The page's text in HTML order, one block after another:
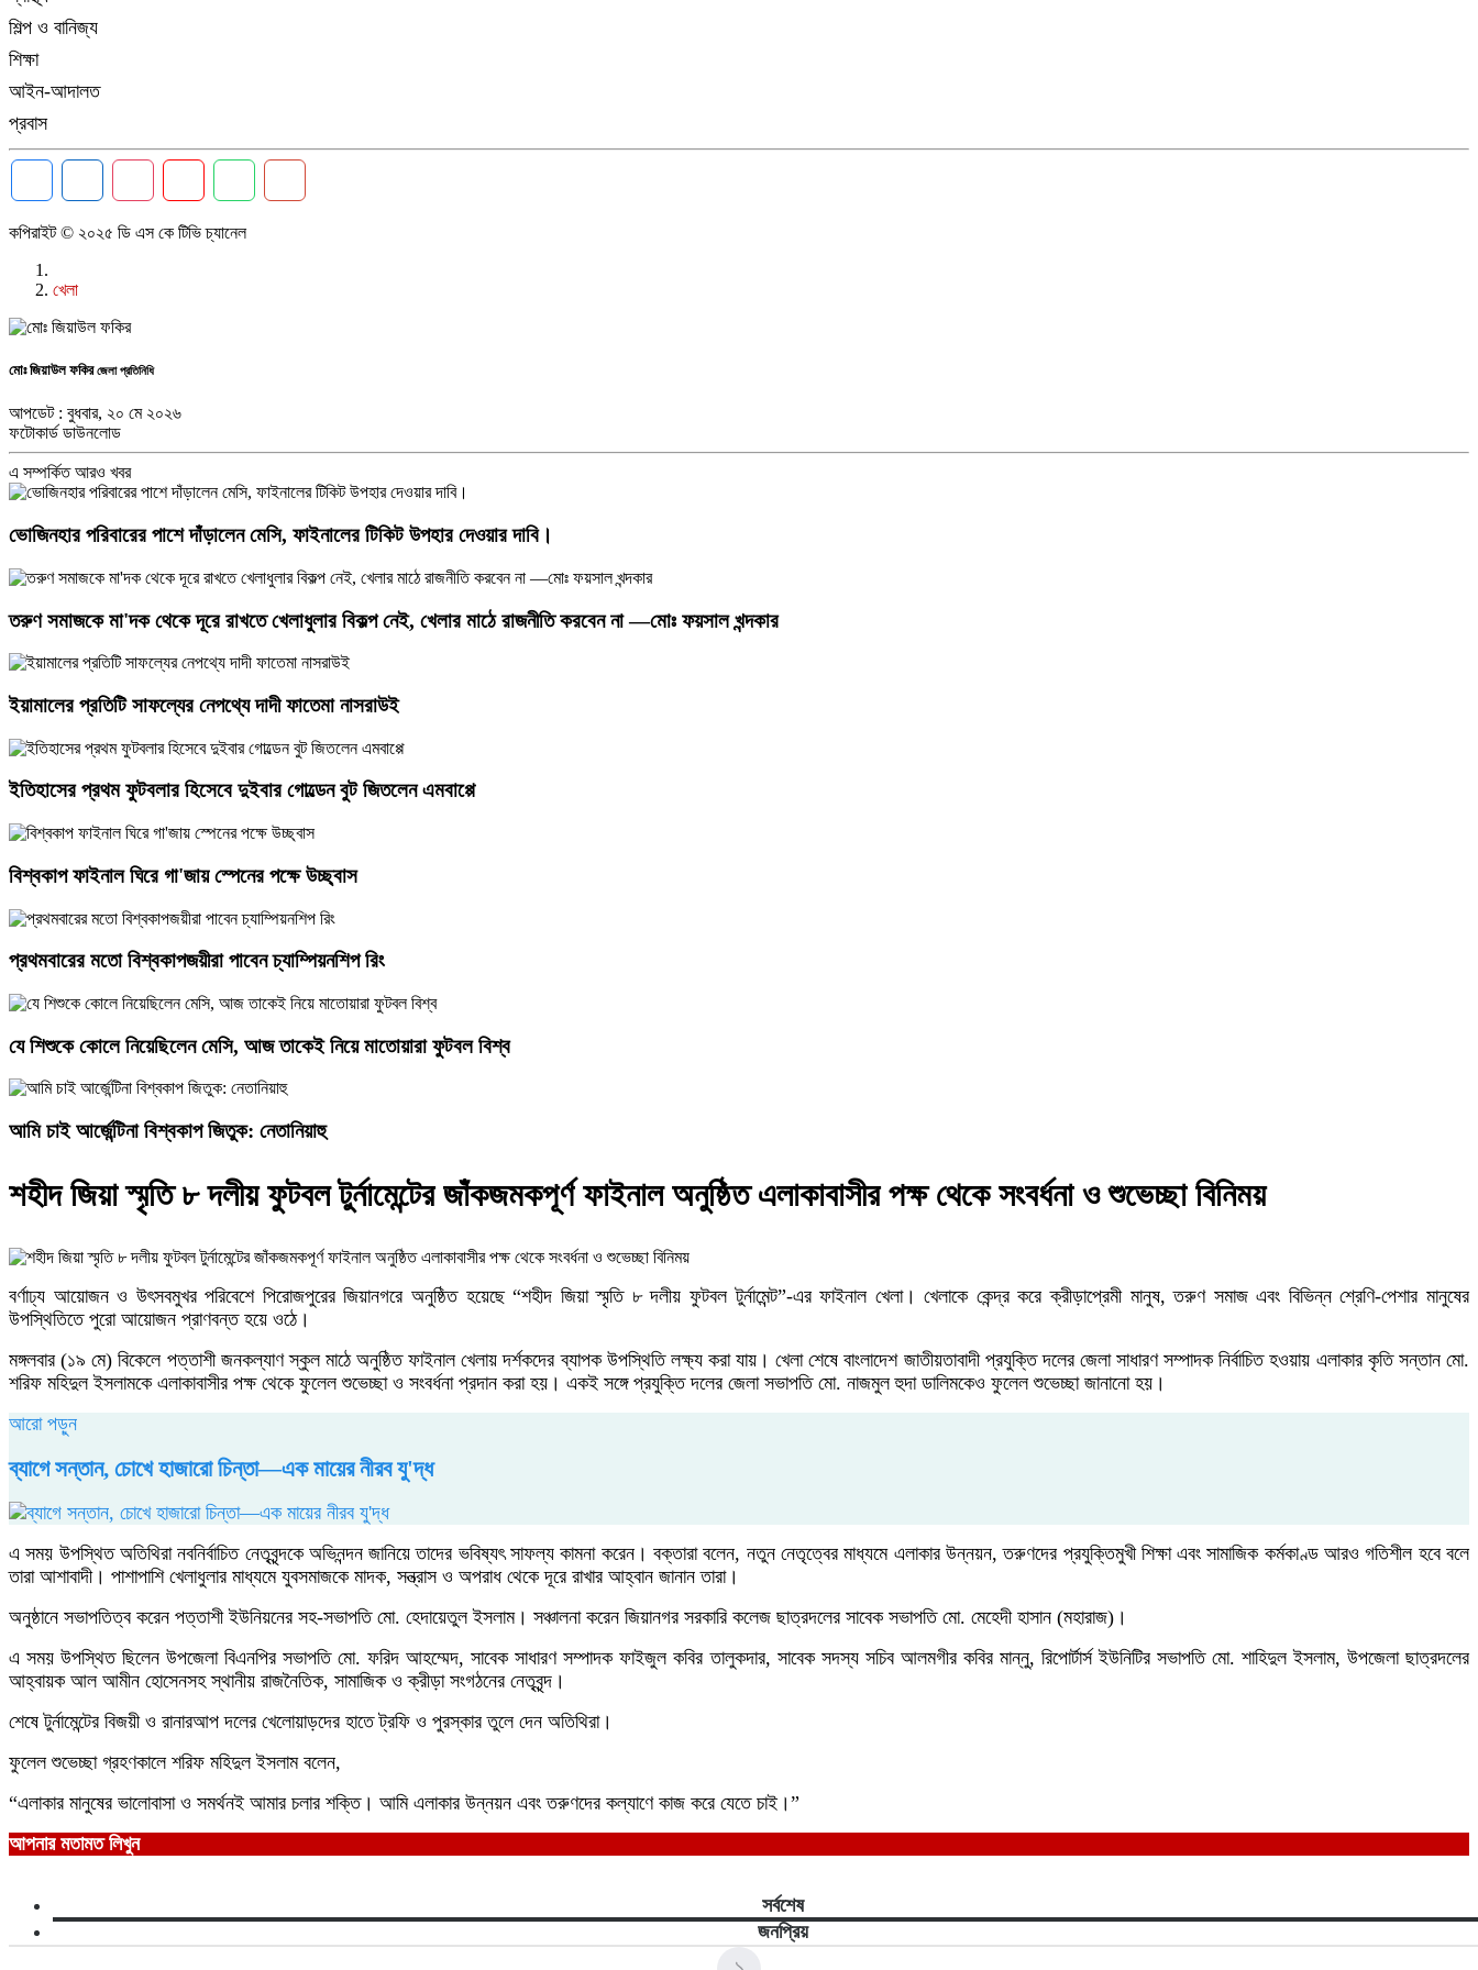
শিল্প ও বানিজ্য
শিক্ষা
আইন-আদালত
প্রবাস
কপিরাইট © ২০২৫ ডি এস কে টিভি চ্যানেল
খেলা
মোঃ জিয়াউল ফকিরজেলা প্রতিনিধি
আপডেট : বুধবার, ২০ মে ২০২৬
ফটোকার্ড ডাউনলোড
এ সম্পর্কিত আরও খবর
ভোজিনহার পরিবারের পাশে দাঁড়ালেন মেসি, ফাইনালের টিকিট উপহার দেওয়ার দাবি।
তরুণ সমাজকে মা'দক থেকে দূরে রাখতে খেলাধুলার বিকল্প নেই, খেলার মাঠে রাজনীতি করবেন না —মোঃ ফয়সাল খন্দকার
ইয়ামালের প্রতিটি সাফল্যের নেপথ্যে দাদী ফাতেমা নাসরাউই
ইতিহাসের প্রথম ফুটবলার হিসেবে দুইবার গোল্ডেন বুট জিতলেন এমবাপ্পে
বিশ্বকাপ ফাইনাল ঘিরে গা'জায় স্পেনের পক্ষে উচ্ছ্বাস
প্রথমবারের মতো বিশ্বকাপজয়ীরা পাবেন চ্যাম্পিয়নশিপ রিং
যে শিশুকে কোলে নিয়েছিলেন মেসি, আজ তাকেই নিয়ে মাতোয়ারা ফুটবল বিশ্ব
আমি চাই আর্জেন্টিনা বিশ্বকাপ জিতুক: নেতানিয়াহু
শহীদ জিয়া স্মৃতি ৮ দলীয় ফুটবল টুর্নামেন্টের জাঁকজমকপূর্ণ ফাইনাল অনুষ্ঠিত এলাকাবাসীর পক্ষ থেকে সংবর্ধনা ও শুভেচ্ছা বিনিময়
বর্ণাঢ্য আয়োজন ও উৎসবমুখর পরিবেশে পিরোজপুরের জিয়ানগরে অনুষ্ঠিত হয়েছে “শহীদ জিয়া স্মৃতি ৮ দলীয় ফুটবল টুর্নামেন্ট”-এর ফাইনাল খেলা। খেলাকে কেন্দ্র করে ক্রীড়াপ্রেমী মানুষ, তরুণ সমাজ এবং বিভিন্ন শ্রেণি-পেশার মানুষের
উপস্থিতিতে পুরো আয়োজন প্রাণবন্ত হয়ে ওঠে।
মঙ্গলবার (১৯ মে) বিকেলে পত্তাশী জনকল্যাণ স্কুল মাঠে অনুষ্ঠিত ফাইনাল খেলায় দর্শকদের ব্যাপক উপস্থিতি লক্ষ্য করা যায়। খেলা শেষে বাংলাদেশ জাতীয়তাবাদী প্রযুক্তি দলের জেলা সাধারণ সম্পাদক নির্বাচিত হওয়ায় এলাকার কৃতি সন্তান মো.
শরিফ মহিদুল ইসলামকে এলাকাবাসীর পক্ষ থেকে ফুলেল শুভেচ্ছা ও সংবর্ধনা প্রদান করা হয়। একই সঙ্গে প্রযুক্তি দলের জেলা সভাপতি মো. নাজমুল হুদা ডালিমকেও ফুলেল শুভেচ্ছা জানানো হয়।
আরো পড়ুন
ব্যাগে সন্তান, চোখে হাজারো চিন্তা—এক মায়ের নীরব যু'দ্ধ
এ সময় উপস্থিত অতিথিরা নবনির্বাচিত নেতৃবৃন্দকে অভিনন্দন জানিয়ে তাদের ভবিষ্যৎ সাফল্য কামনা করেন। বক্তারা বলেন, নতুন নেতৃত্বের মাধ্যমে এলাকার উন্নয়ন, তরুণদের প্রযুক্তিমুখী শিক্ষা এবং সামাজিক কর্মকাণ্ড আরও গতিশীল হবে বলে
তারা আশাবাদী। পাশাপাশি খেলাধুলার মাধ্যমে যুবসমাজকে মাদক, সন্ত্রাস ও অপরাধ থেকে দূরে রাখার আহ্বান জানান তারা।
অনুষ্ঠানে সভাপতিত্ব করেন পত্তাশী ইউনিয়নের সহ-সভাপতি মো. হেদায়েতুল ইসলাম। সঞ্চালনা করেন জিয়ানগর সরকারি কলেজ ছাত্রদলের সাবেক সভাপতি মো. মেহেদী হাসান (মহারাজ)।
এ সময় উপস্থিত ছিলেন উপজেলা বিএনপির সভাপতি মো. ফরিদ আহম্মেদ, সাবেক সাধারণ সম্পাদক ফাইজুল কবির তালুকদার, সাবেক সদস্য সচিব আলমগীর কবির মান্নু, রিপোর্টার্স ইউনিটির সভাপতি মো. শাহিদুল ইসলাম, উপজেলা ছাত্রদলের
আহ্বায়ক আল আমীন হোসেনসহ স্থানীয় রাজনৈতিক, সামাজিক ও ক্রীড়া সংগঠনের নেতৃবৃন্দ।
শেষে টুর্নামেন্টের বিজয়ী ও রানারআপ দলের খেলোয়াড়দের হাতে ট্রফি ও পুরস্কার তুলে দেন অতিথিরা।
ফুলেল শুভেচ্ছা গ্রহণকালে শরিফ মহিদুল ইসলাম বলেন,
“এলাকার মানুষের ভালোবাসা ও সমর্থনই আমার চলার শক্তি। আমি এলাকার উন্নয়ন এবং তরুণদের কল্যাণে কাজ করে যেতে চাই।”
আপনার মতামত লিখুন
সর্বশেষ
জনপ্রিয়